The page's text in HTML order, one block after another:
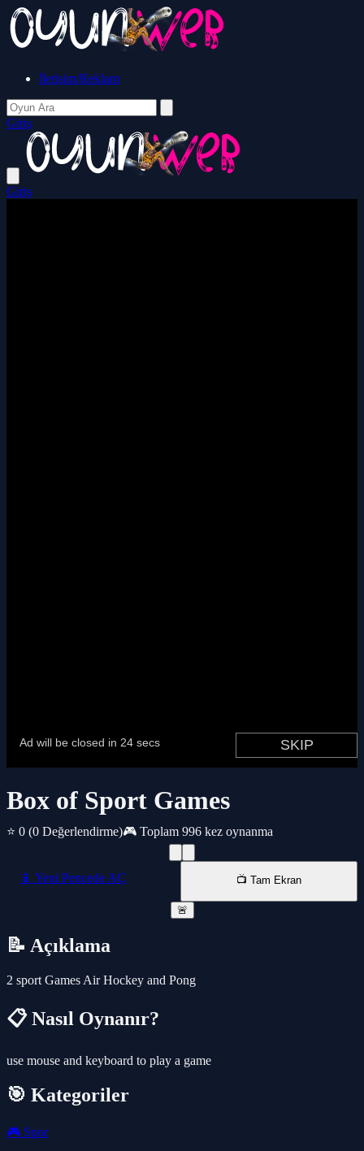
İletişim/Reklam
Giriş
Giriş
Box of Sport Games
⭐ 0 (0 Değerlendirme)🎮 Toplam 996 kez oynanma
📱 Yeni Pencede AÇ 📺 Tam Ekran
🚨
📝 Açıklama
2 sport Games Air Hockey and Pong
📋 Nasıl Oynanır?
use mouse and keyboard to play a game
🎯 Kategoriler
🎮 Spor